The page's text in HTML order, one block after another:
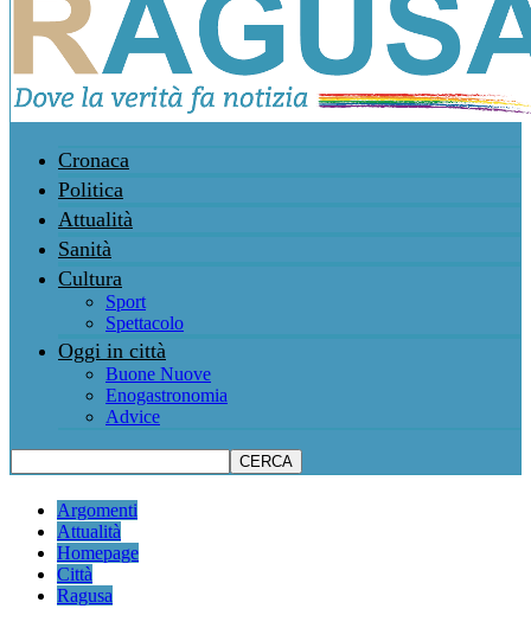
Cronaca
Politica
Attualità
Sanità
Cultura
Sport
Spettacolo
Oggi in città
Buone Nuove
Enogastronomia
Advice
Argomenti
Attualità
Homepage
Città
Ragusa